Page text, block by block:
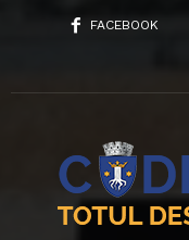
FACEBOOK